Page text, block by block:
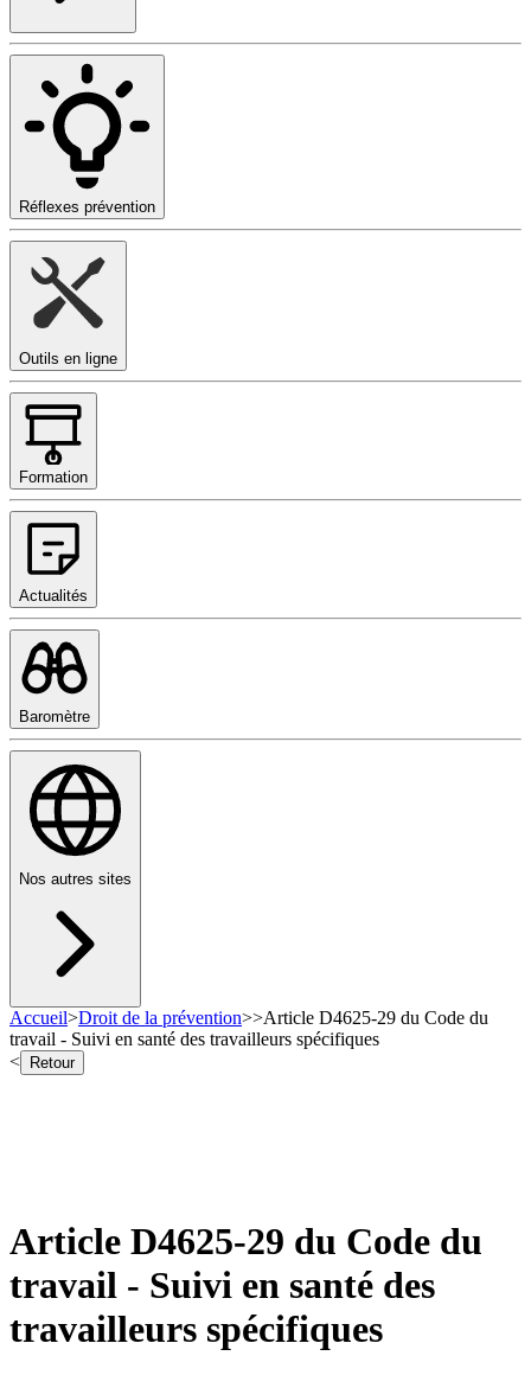
Réflexes prévention
Outils en ligne
Formation
Actualités
Baromètre
Nos autres sites
Accueil>Droit de la prévention>>Article D4625-29 du Code du
travail - Suivi en santé des travailleurs spécifiques
<
Retour
Article D4625-29 du Code du
travail - Suivi en santé des
travailleurs spécifiques